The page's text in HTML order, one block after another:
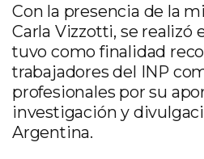
Con la presencia de la
Carla Vizzotti, se realizó
tuvo como finalidad
trabajadores del INP
profesionales por su
investigación y
Argentina.